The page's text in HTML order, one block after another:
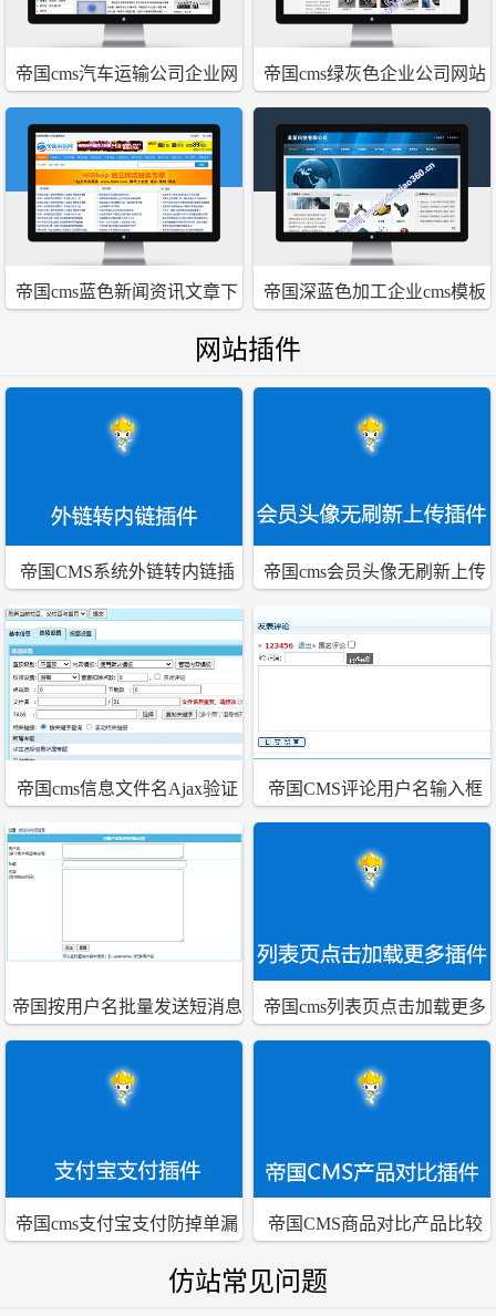
帝国cms汽车运输公司企业网
站模板
帝国cms绿灰色企业公司网站
模板
帝国cms蓝色新闻资讯文章下
帝国深蓝色加工企业cms模板
网站插件
帝国CMS系统外链转内链插
件
帝国cms会员头像无刷新上传
帝国cms信息文件名Ajax验证
帝国CMS评论用户名输入框
完善小插件
帝国按用户名批量发送短消息
插件
帝国cms列表页点击加载更多
ajax插件
帝国cms支付宝支付防掉单漏
帝国CMS商品对比产品比较
仿站常见问题